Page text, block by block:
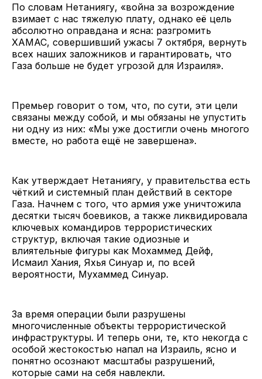
По словам Нетаниягу, «война за возрождение
взимает с нас тяжелую плату, однако её цель
абсолютно оправдана и ясна: разгромить
ХАМАС, совершивший ужасы 7 октября, вернуть
всех наших заложников и гарантировать, что
Газа больше не будет угрозой для Израиля».
Премьер говорит о том, что, по сути, эти цели
связаны между собой, и мы обязаны не упустить
ни одну из них: «Мы уже достигли очень многого
вместе, но работа ещё не завершена».
Как утверждает Нетаниягу, у правительства есть
чёткий и системный план действий в секторе
Газа. Начнем с того, что армия уже уничтожила
десятки тысяч боевиков, а также ликвидировала
ключевых командиров террористических
структур, включая такие одиозные и
влиятельные фигуры как Мохаммед Дейф,
Исмаил Хания, Яхья Синуар и, по всей
вероятности, Мухаммед Синуар.
За время операции были разрушены
многочисленные объекты террористической
инфраструктуры. И теперь они, те, кто некогда с
особой жестокостью напал на Израиль, ясно и
понятно осознают масштабы разрушений,
которые сами на себя навлекли.